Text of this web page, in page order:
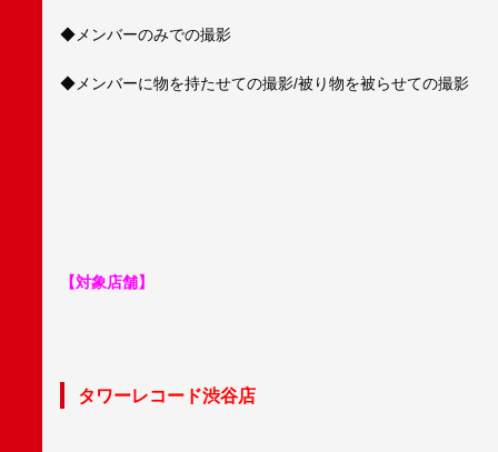
◆メンバーのみでの撮影
◆メンバーに物を持たせての撮影/被り物を被らせての撮影
【対象店舗】
タワーレコード渋谷店